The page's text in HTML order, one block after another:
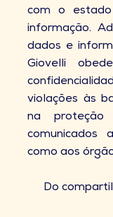
com o
informação.
dados e
Giovelli
violações às
na proteção
comunicados
como aos
Do